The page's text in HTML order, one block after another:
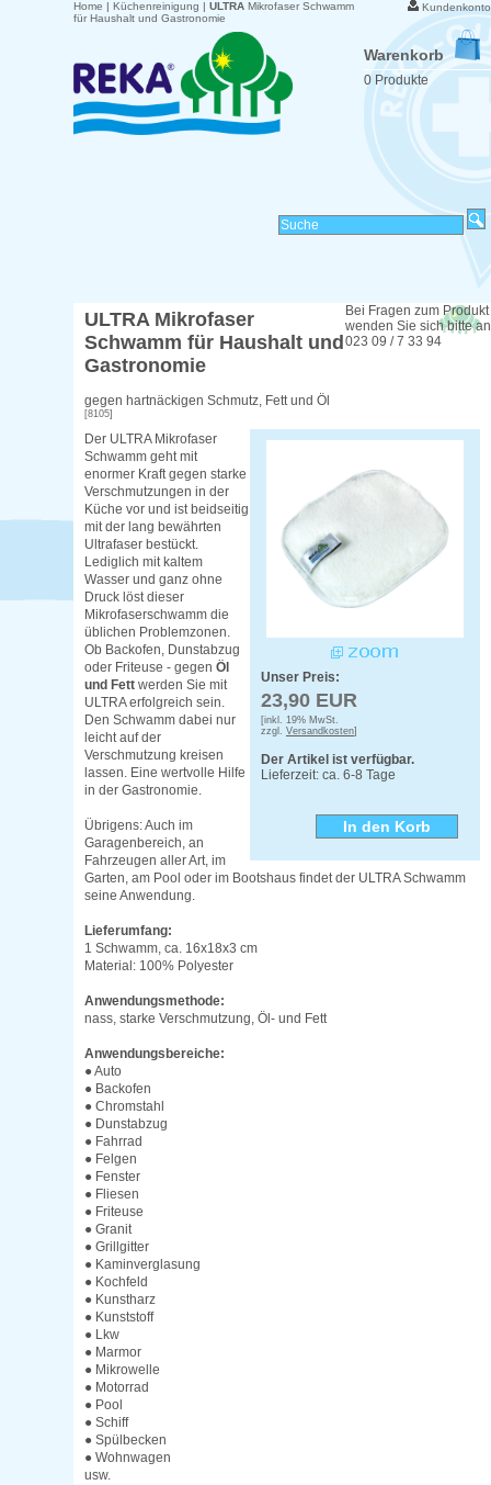
Kundenkonto
Warenkorb
0 Produkte
Home |Küchenreinigung |ULTRA Mikrofaser Schwamm
für Haushalt und Gastronomie
Bei Fragen zum Produkt
wenden Sie sich bitte an
023 09 / 7 33 94
ULTRAMikrofaser
Schwamm für Haushalt und
Gastronomie
gegen hartnäckigen Schmutz, Fett und Öl
[8105]
Unser Preis:
23,90 EUR
[inkl. 19% MwSt.
zzgl. Versandkosten]
Der Artikel ist verfügbar.
Lieferzeit: ca. 6-8 Tage
Der ULTRA Mikrofaser
Schwamm geht mit
enormer Kraft gegen starke
Verschmutzungen in der
Küche vor und ist beidseitig
mit der lang bewährten
Ultrafaser bestückt.
Lediglich mit kaltem
Wasser und ganz ohne
Druck löst dieser
Mikrofaserschwamm die
üblichen Problemzonen.
Ob Backofen, Dunstabzug
oder Friteuse - gegenÖl
und Fett werden Sie mit
ULTRA erfolgreich sein.
Den Schwamm dabei nur
leicht auf der
Verschmutzung kreisen
lassen. Eine wertvolle Hilfe
in der Gastronomie.
Übrigens: Auch im
Garagenbereich, an
Fahrzeugen aller Art, im
Garten, am Pool oder im Bootshaus findet der ULTRA Schwamm
seine Anwendung.
Lieferumfang:
1 Schwamm, ca. 16x18x3 cm
Material: 100% Polyester
Anwendungsmethode:
nass, starke Verschmutzung, Öl- und Fett
Anwendungsbereiche:
● Auto
● Backofen
● Chromstahl
● Dunstabzug
● Fahrrad
● Felgen
● Fenster
● Fliesen
● Friteuse
● Granit
● Grillgitter
● Kaminverglasung
● Kochfeld
● Kunstharz
● Kunststoff
● Lkw
● Marmor
● Mikrowelle
● Motorrad
● Pool
● Schiff
● Spülbecken
● Wohnwagen
usw.